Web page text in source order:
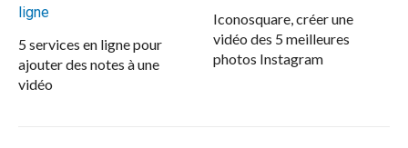
5 services en ligne pour
ajouter des notes à une
vidéo
Iconosquare, créer une
vidéo des 5 meilleures
photos Instagram